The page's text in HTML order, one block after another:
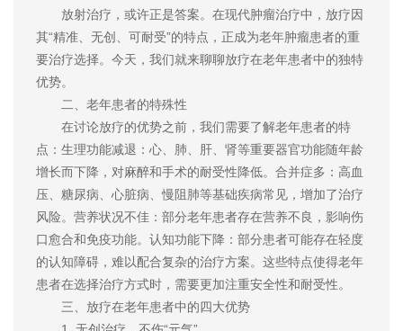
放射治疗，或许正是答案。在现代肿瘤治疗中，放疗因
其“精准、无创、可耐受”的特点，正成为老年肿瘤患者的重
要治疗选择。今天，我们就来聊聊放疗在老年患者中的独特
优势。
二、老年患者的特殊性
在讨论放疗的优势之前，我们需要了解老年患者的特
点：生理功能减退：心、肺、肝、肾等重要器官功能随年龄
增长而下降，对麻醉和手术的耐受性降低。合并症多：高血
压、糖尿病、心脏病、慢阻肺等基础疾病常见，增加了治疗
风险。营养状况不佳：部分老年患者存在营养不良，影响伤
口愈合和免疫功能。认知功能下降：部分患者可能存在轻度
的认知障碍，难以配合复杂的治疗方案。这些特点使得老年
患者在选择治疗方式时，需要更加注重安全性和耐受性。
三、放疗在老年患者中的四大优势